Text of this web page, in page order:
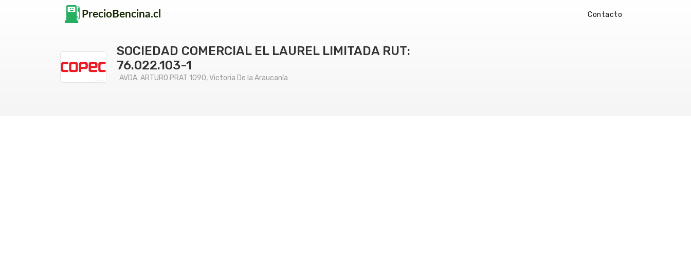
Contacto
SOCIEDAD COMERCIAL EL LAUREL LIMITADA RUT:
76.022.103-1
AVDA. ARTURO PRAT 1090, Victoria De la Araucanía